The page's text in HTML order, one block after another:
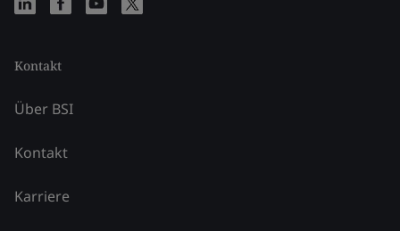
Kontakt
Über BSI
Kontakt
Karriere